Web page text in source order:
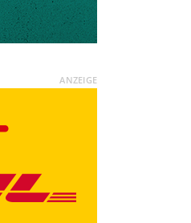
ANZEIGE